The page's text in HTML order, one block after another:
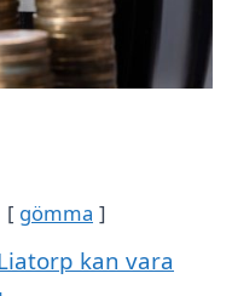
gömma
kan vara